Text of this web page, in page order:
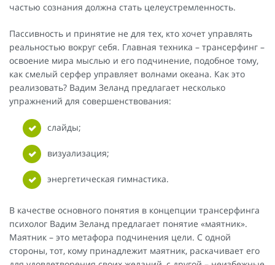
частью сознания должна стать целеустремленность.
Пассивность и принятие не для тех, кто хочет управлять
реальностью вокруг себя. Главная техника – трансерфинг –
освоение мира мыслью и его подчинение, подобное тому,
как смелый серфер управляет волнами океана. Как это
реализовать? Вадим Зеланд предлагает несколько
упражнений для совершенствования:
слайды;
визуализация;
энергетическая гимнастика.
В качестве основного понятия в концепции трансерфинга
психолог Вадим Зеланд предлагает понятие «маятник».
Маятник – это метафора подчинения цели. С одной
стороны, тот, кому принадлежит маятник, раскачивает его